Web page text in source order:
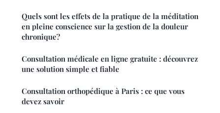
Quels sont les effets de la pratique de la méditation
en pleine conscience sur la gestion de la douleur
chronique?
Consultation médicale en ligne gratuite : découvrez
une solution simple et fiable
Consultation orthopédique à Paris : ce que vous
devez savoir